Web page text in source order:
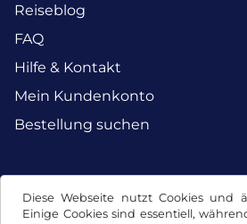
Diese Webseite nutzt Cookies und
Einige Cookies sind essentiell,
Reiseblog
FAQ
Hilfe & Kontakt
Mein Kundenkonto
Bestellung suchen
Facebook Instagram